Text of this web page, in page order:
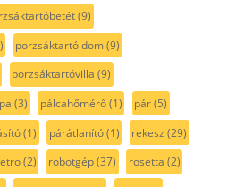
(9)
porzsáktartóidom(9)
porzsáktartóvilla (9)
(3) pálcahőmérő(1) pár(5)
(1) párátlanító(1) rekesz (29)
(2) robotgép(37) rosetta (2)